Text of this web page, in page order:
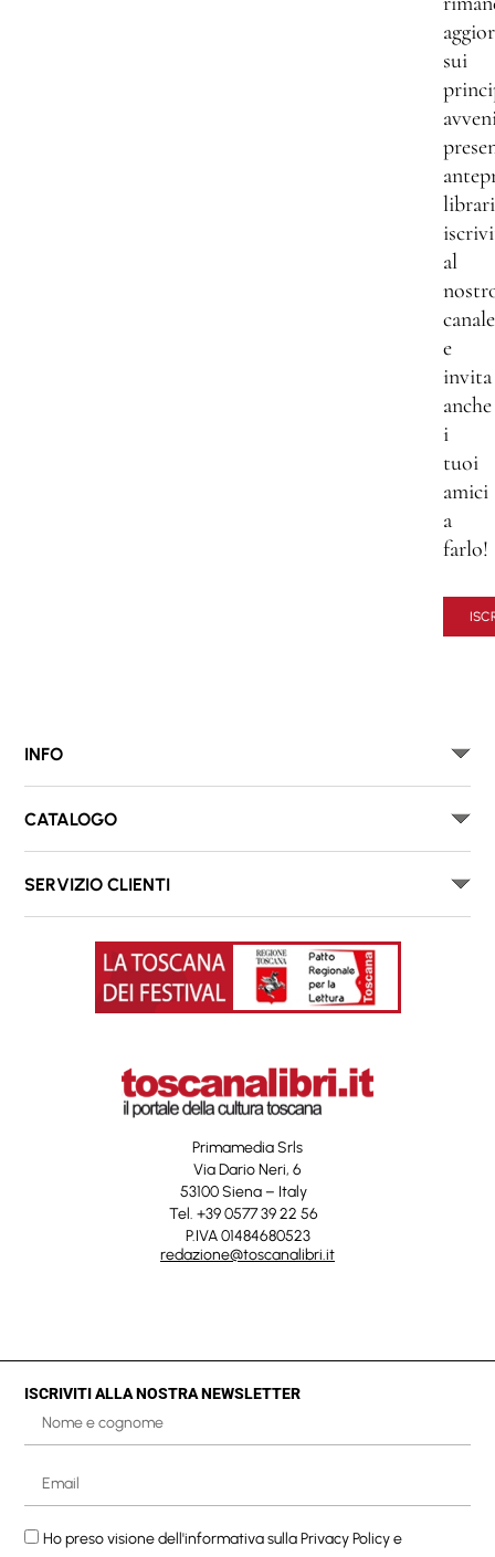
sui
al
canale
e
invita
anche
i
tuoi
amici
a
farlo!
INFO
CATALOGO
SERVIZIO CLIENTI
Primamedia Srls
Via Dario Neri, 6
53100 Siena – Italy
Tel. +39 0577 39 22 56
P.IVA 01484680523
redazione@toscanalibri.it
ISCRIVITI ALLA NOSTRA NEWSLETTER
Ho preso visione dell'informativa sullaPrivacy Policye